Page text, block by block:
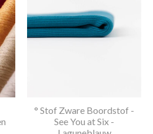
° Stof Zware Boordstof -
See You at Six -